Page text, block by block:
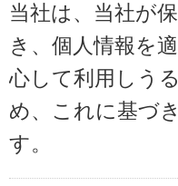
当社は、当社が
き、個人情報を
心して利用しう
め、これに基づ
す。